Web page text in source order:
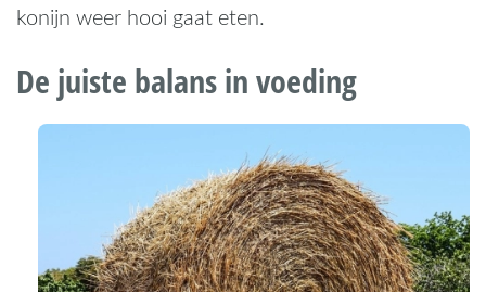
konijn weer hooi gaat eten.
De juiste balans in voeding